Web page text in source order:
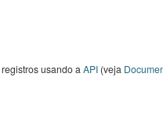
usando a API(veja